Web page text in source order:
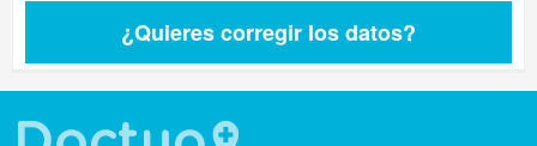
¿Quieres corregir los datos?